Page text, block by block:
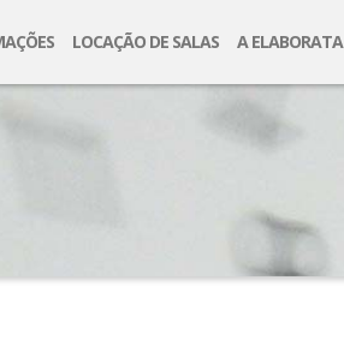
LOCAÇÃO DE SALAS A ELABORATA